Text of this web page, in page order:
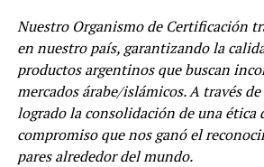
Nuestro Organismo de Certificación
en nuestro país, garantizando la
productos argentinos que buscan
mercados árabe/islámicos. A través
logrado la consolidación de una ética
compromiso que nos ganó el
pares alrededor del mundo.